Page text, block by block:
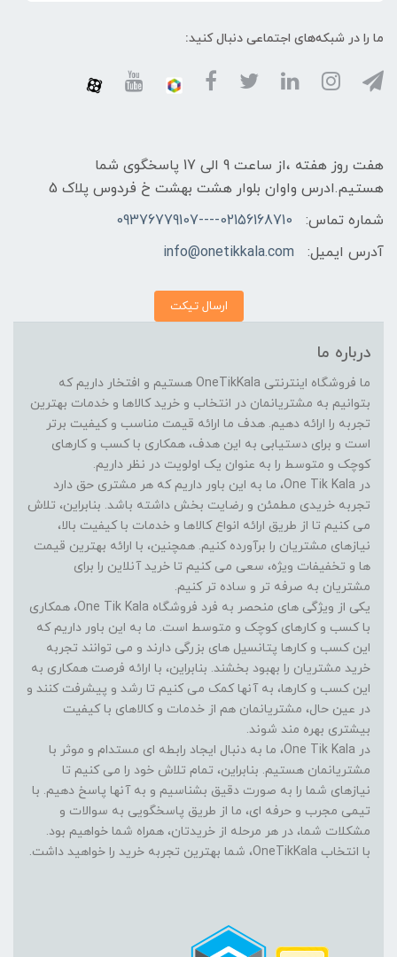
ما را در شبکه‌های اجتماعی دنبال کنید:
هفت روز هفته ،از ساعت 9 الی 17 پاسخگوی شما
هستیم.ادرس واوان بلوار هشت بهشت خ فردوس پلاک 5
شماره تماس:
02156168710----09376779107
آدرس ایمیل:
info@onetikkala.com
ارسال تیکت
درباره ما
ما فروشگاه اینترنتی OneTikKala هستیم و افتخار داریم که
بتوانیم به مشتریانمان در انتخاب و خرید کالاها و خدمات بهترین
تجربه را ارائه دهیم. هدف ما ارائه قیمت مناسب و کیفیت برتر
است و برای دستیابی به این هدف، همکاری با کسب و کارهای
کوچک و متوسط را به عنوان یک اولویت در نظر داریم.
در One Tik Kala، ما به این باور داریم که هر مشتری حق دارد
تجربه خریدی مطمئن و رضایت بخش داشته باشد. بنابراین، تلاش
می کنیم تا از طریق ارائه انواع کالاها و خدمات با کیفیت بالا،
نیازهای مشتریان را برآورده کنیم. همچنین، با ارائه بهترین قیمت
ها و تخفیفات ویژه، سعی می کنیم تا خرید آنلاین را برای
مشتریان به صرفه تر و ساده تر کنیم.
یکی از ویژگی های منحصر به فرد فروشگاه One Tik Kala، همکاری
با کسب و کارهای کوچک و متوسط است. ما به این باور داریم که
این کسب و کارها پتانسیل های بزرگی دارند و می توانند تجربه
خرید مشتریان را بهبود بخشند. بنابراین، با ارائه فرصت همکاری به
این کسب و کارها، به آنها کمک می کنیم تا رشد و پیشرفت کنند و
در عین حال، مشتریانمان هم از خدمات و کالاهای با کیفیت
بیشتری بهره مند شوند.
در One Tik Kala، ما به دنبال ایجاد رابطه ای مستدام و موثر با
مشتریانمان هستیم. بنابراین، تمام تلاش خود را می کنیم تا
نیازهای شما را به صورت دقیق بشناسیم و به آنها پاسخ دهیم. با
تیمی مجرب و حرفه ای، ما از طریق پاسخگویی به سوالات و
مشکلات شما، در هر مرحله از خریدتان، همراه شما خواهیم بود.
با انتخاب OneTikKala، شما بهترین تجربه خرید را خواهید داشت.